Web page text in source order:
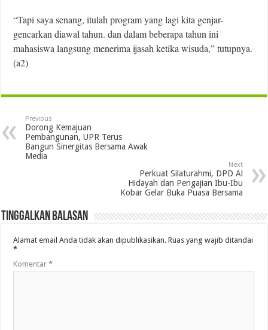
“Tapi saya senang, itulah program yang lagi kita genjar-
gencarkan diawal tahun. dan dalam beberapa tahun ini
mahasiswa langsung menerima ijasah ketika wisuda,” tutupnya.
(a2)
Previous
Dorong Kemajuan
Pembangunan, UPR Terus
Bangun Sinergitas Bersama Awak
Media
Next
Perkuat Silaturahmi, DPD Al
Hidayah dan Pengajian Ibu-Ibu
Kobar Gelar Buka Puasa Bersama
Tinggalkan Balasan
Alamat email Anda tidak akan dipublikasikan. Ruas yang wajib ditandai
*
Komentar*